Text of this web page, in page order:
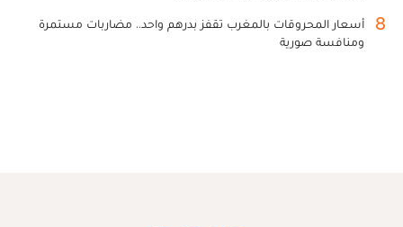
8
أسعار المحروقات بالمغرب تقفز بدرهم واحد.. مضاربات مستمرة
ومنافسة صورية